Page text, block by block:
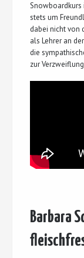
Snowboardkurs
stets um
dabei nicht von
als Lehrer an
die
zur
Barbara